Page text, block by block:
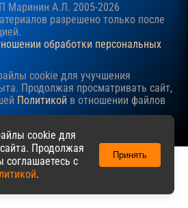
Маринин А.Л. 2005-2026
разрешено только после
обработки персональных
cookie для учучшения
Продолжая просматривать сайт,
Политикой в отношении файлов
cookie для
Продолжая
соглашаетесь с
.
Принять